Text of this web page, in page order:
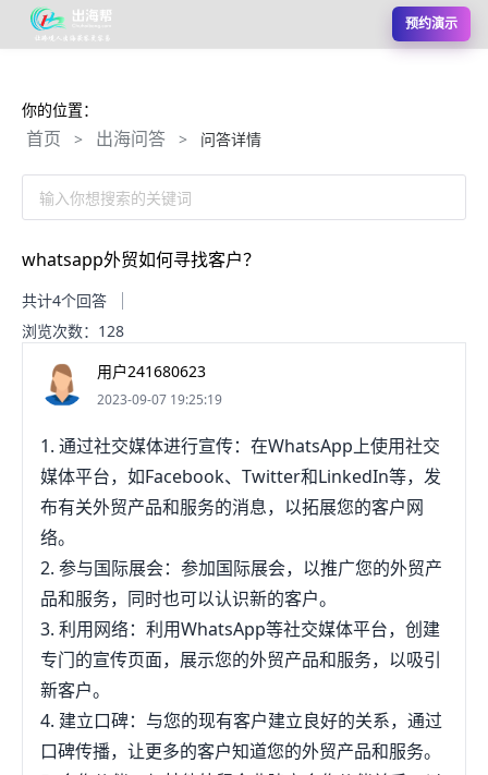
预约演示
你的位置：
首页 > 出海问答 > 问答详情
输入你想搜索的关键词
whatsapp外贸如何寻找客户？
共计4个回答
浏览次数：128
用户241680623
2023-09-07 19:25:19
1. 通过社交媒体进行宣传：在WhatsApp上使用社交
媒体平台，如Facebook、Twitter和LinkedIn等，发
布有关外贸产品和服务的消息，以拓展您的客户网
络。
2. 参与国际展会：参加国际展会，以推广您的外贸产
品和服务，同时也可以认识新的客户。
3. 利用网络：利用WhatsApp等社交媒体平台，创建
专门的宣传页面，展示您的外贸产品和服务，以吸引
新客户。
4. 建立口碑：与您的现有客户建立良好的关系，通过
口碑传播，让更多的客户知道您的外贸产品和服务。